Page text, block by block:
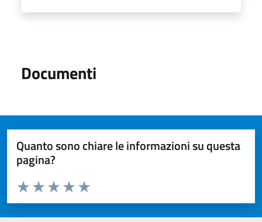
Documenti
Quanto sono chiare le informazioni su questa
pagina?
Valuta da 1 a 5 stelle la pagina
Valuta 5 stelle su 5
Valuta 4 stelle su 5
Valuta 3 stelle su 5
Valuta 2 stelle su 5
Valuta 1 stelle su 5